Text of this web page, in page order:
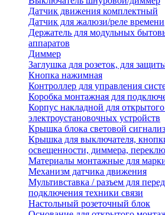
Датчик движения комплектный
Датчик для жалюзи/реле времени
Держатель для модульных
аппаратов
Диммер
Заглушка для розеток, для
Кнопка нажимная
Контроллер для управления
Коробка монтажная для
Корпус накладной для
электроустановочных устройств
Крышка блока световой
Крышка для выключателя,
освещенности, диммера,
Материалы монтажные для
Механизм датчика движения
Мультивставка / разъем для
подключения техники связи
Настольный розеточный блок